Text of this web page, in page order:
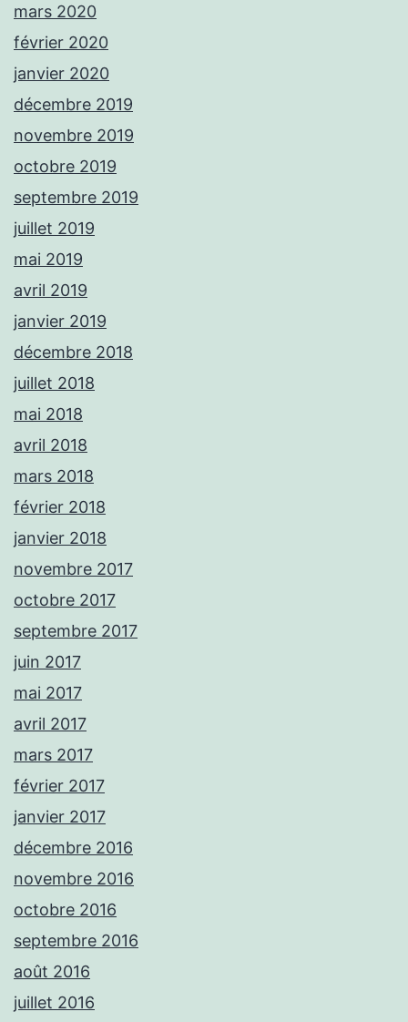
mars 2020
février 2020
janvier 2020
décembre 2019
novembre 2019
octobre 2019
septembre 2019
juillet 2019
mai 2019
avril 2019
janvier 2019
décembre 2018
juillet 2018
mai 2018
avril 2018
mars 2018
février 2018
janvier 2018
novembre 2017
octobre 2017
septembre 2017
juin 2017
mai 2017
avril 2017
mars 2017
février 2017
janvier 2017
décembre 2016
novembre 2016
octobre 2016
septembre 2016
août 2016
juillet 2016